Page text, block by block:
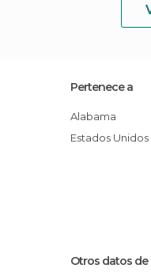
Pertenece a
Alabama
Estados Unidos
Otros datos de